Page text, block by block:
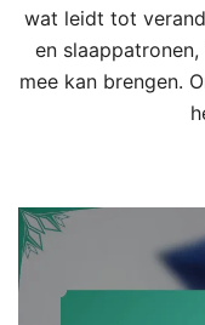
wat leidt tot
en
mee kan brengen.